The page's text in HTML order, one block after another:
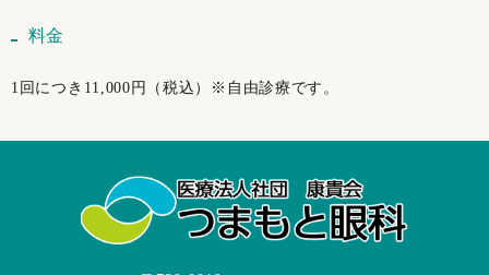
料金
1回につき11,000円（税込）※自由診療です。